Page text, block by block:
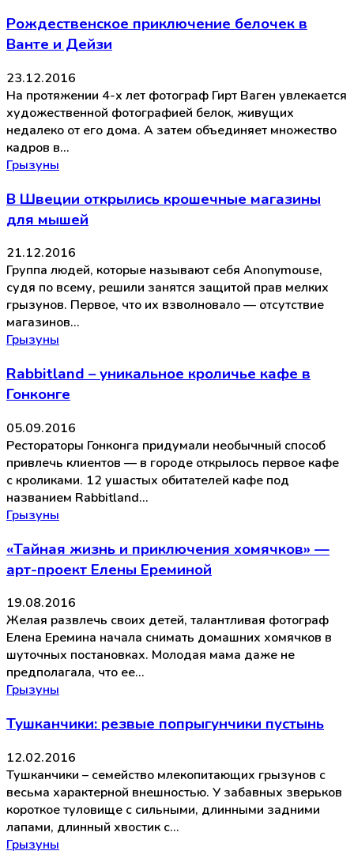
Рождественское приключение белочек в
Ванте и Дейзи
23.12.2016
На протяжении 4-х лет фотограф Гирт Ваген увлекается
художественной фотографией белок, живущих
недалеко от его дома. А затем объединяет множество
кадров в…
Грызуны
В Швеции открылись крошечные магазины
для мышей
21.12.2016
Группа людей, которые называют себя Anonymouse,
судя по всему, решили занятся защитой прав мелких
грызунов. Первое, что их взволновало — отсутствие
магазинов…
Грызуны
Rabbitland – уникальное кроличье кафе в
Гонконге
05.09.2016
Рестораторы Гонконга придумали необычный способ
привлечь клиентов — в городе открылось первое кафе
с кроликами. 12 ушастых обитателей кафе под
названием Rabbitland…
Грызуны
«Тайная жизнь и приключения хомячков» —
арт-проект Елены Ереминой
19.08.2016
Желая развлечь своих детей, талантливая фотограф
Елена Еремина начала снимать домашних хомячков в
шуточных постановках. Молодая мама даже не
предполагала, что ее…
Грызуны
Тушканчики: резвые попрыгунчики пустынь
12.02.2016
Тушканчики – семейство млекопитающих грызунов с
весьма характерной внешностью. У забавных зверьков
короткое туловище с сильными, длинными задними
лапами, длинный хвостик с…
Грызуны